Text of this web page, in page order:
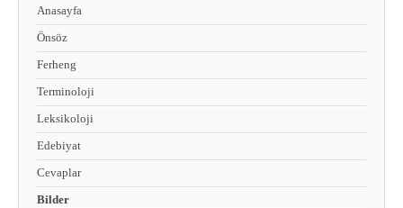
Anasayfa
Önsöz
Ferheng
Terminoloji
Leksikoloji
Edebiyat
Cevaplar
Bilder